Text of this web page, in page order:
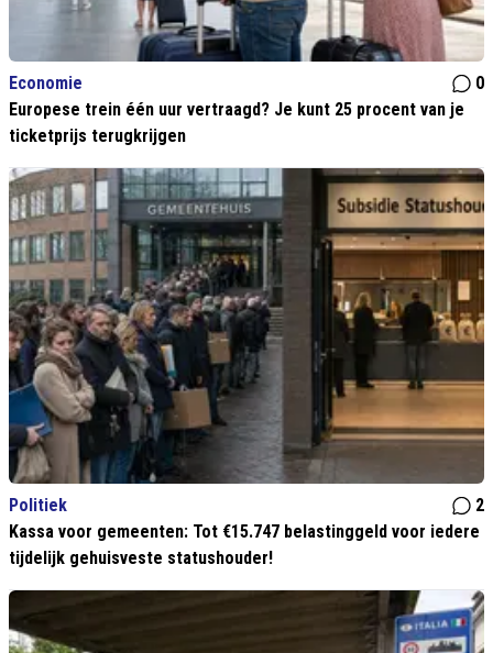
Economie
0
Europese trein één uur vertraagd? Je kunt 25 procent van je
ticketprijs terugkrijgen
Politiek
2
Kassa voor gemeenten: Tot €15.747 belastinggeld voor iedere
tijdelijk gehuisveste statushouder!